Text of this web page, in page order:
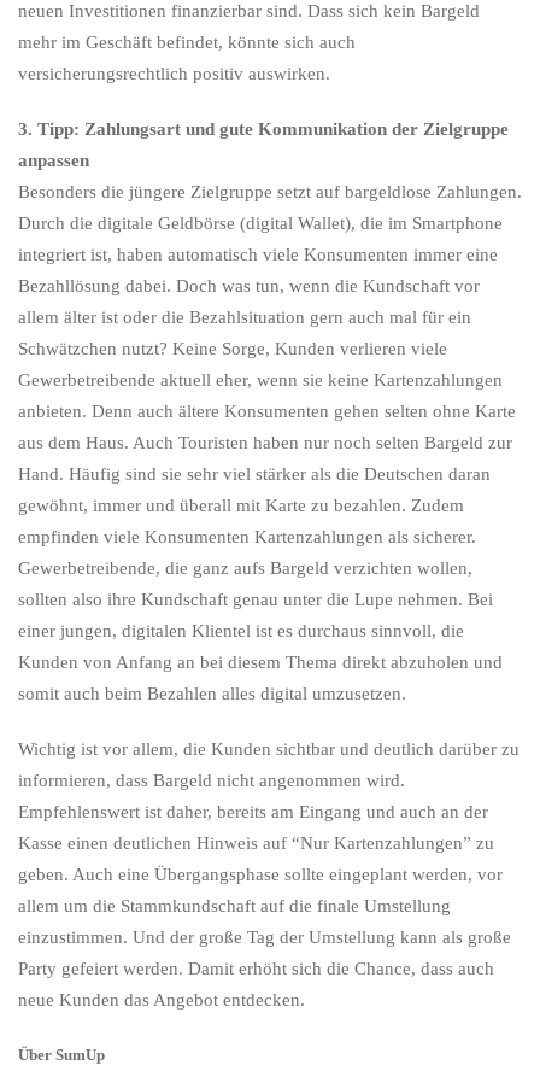
neuen Investitionen finanzierbar sind. Dass sich kein Bargeld
mehr im Geschäft befindet, könnte sich auch
versicherungsrechtlich positiv auswirken.
3. Tipp: Zahlungsart und gute Kommunikation der Zielgruppe
anpassen
Besonders die jüngere Zielgruppe setzt auf bargeldlose Zahlungen.
Durch die digitale Geldbörse (digital Wallet), die im Smartphone
integriert ist, haben automatisch viele Konsumenten immer eine
Bezahllösung dabei. Doch was tun, wenn die Kundschaft vor
allem älter ist oder die Bezahlsituation gern auch mal für ein
Schwätzchen nutzt? Keine Sorge, Kunden verlieren viele
Gewerbetreibende aktuell eher, wenn sie keine Kartenzahlungen
anbieten. Denn auch ältere Konsumenten gehen selten ohne Karte
aus dem Haus. Auch Touristen haben nur noch selten Bargeld zur
Hand. Häufig sind sie sehr viel stärker als die Deutschen daran
gewöhnt, immer und überall mit Karte zu bezahlen. Zudem
empfinden viele Konsumenten Kartenzahlungen als sicherer.
Gewerbetreibende, die ganz aufs Bargeld verzichten wollen,
sollten also ihre Kundschaft genau unter die Lupe nehmen. Bei
einer jungen, digitalen Klientel ist es durchaus sinnvoll, die
Kunden von Anfang an bei diesem Thema direkt abzuholen und
somit auch beim Bezahlen alles digital umzusetzen.
Wichtig ist vor allem, die Kunden sichtbar und deutlich darüber zu
informieren, dass Bargeld nicht angenommen wird.
Empfehlenswert ist daher, bereits am Eingang und auch an der
Kasse einen deutlichen Hinweis auf “Nur Kartenzahlungen” zu
geben. Auch eine Übergangsphase sollte eingeplant werden, vor
allem um die Stammkundschaft auf die finale Umstellung
einzustimmen. Und der große Tag der Umstellung kann als große
Party gefeiert werden. Damit erhöht sich die Chance, dass auch
neue Kunden das Angebot entdecken.
Über SumUp